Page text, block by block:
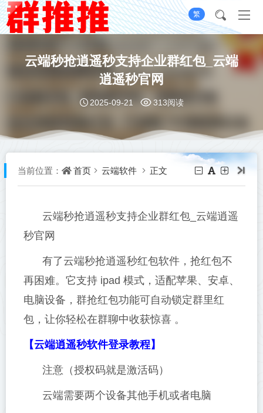
繁
云端秒抢逍遥秒支持企业群红包_云端
逍遥秒官网
2025-09-21 313阅读
当前位置： 首页 云端软件 正文
云端秒抢逍遥秒支持企业群红包_云端逍遥
秒官网
有了云端秒抢逍遥秒红包软件，抢红包不
再困难。它支持 ipad 模式，适配苹果、安卓、
电脑设备，群抢红包功能可自动锁定群里红
包，让你轻松在群聊中收获惊喜 。
【云端逍遥秒软件登录教程】
注意（授权码就是激活码）
云端需要两个设备其他手机或者电脑